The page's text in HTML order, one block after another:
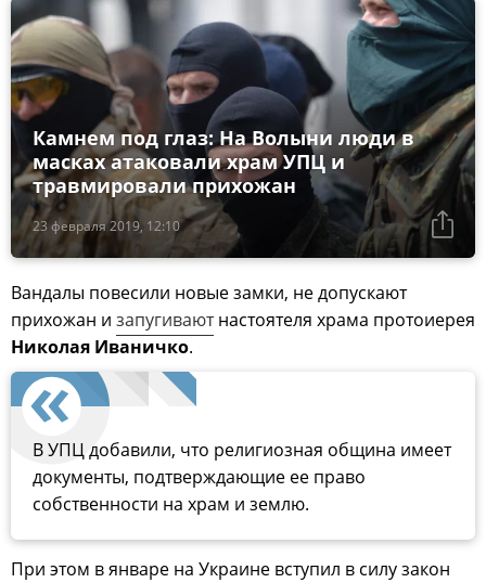
23 февраля 2019, 12:10
Камнем под глаз: На Волыни люди в
масках атаковали храм УПЦ и
травмировали прихожан
Вандалы повесили новые замки, не допускают
прихожан и запугиваютнастоятеля храма протоиерея
Николая Иваничко.
В УПЦ добавили, что религиозная община имеет
документы, подтверждающие ее право
собственности на храм и землю.
При этом в январе на Украине вступил в силу закон